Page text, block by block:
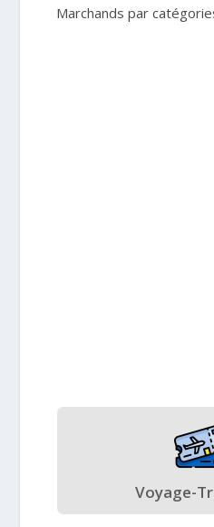
Marchands par
Voyage-